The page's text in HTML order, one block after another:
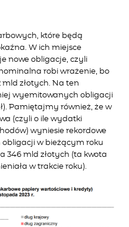
które będą
W ich miejsce
nowe obligacje, czyli
robi wrażenie, bo
złotych. Na ten
wyemitowanych obligacji
Pamiętajmy również, że w
(czyli o ile wydatki
wyniesie rekordowe
obligacji w bieżącym roku
346 mld złotych (ta kwota
w trakcie roku).